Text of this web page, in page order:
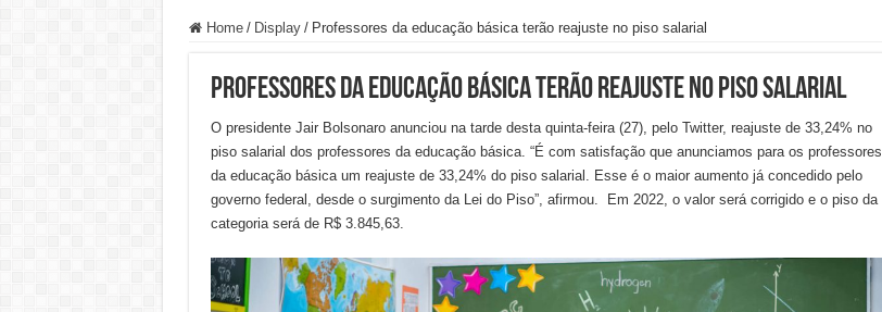
Home / Display / Professores da educação básica terão reajuste no piso salarial
Professores da educação básica terão reajuste no piso salarial
O presidente Jair Bolsonaro anunciou na tarde desta quinta-feira (27), pelo Twitter, reajuste de 33,24% no
piso salarial dos professores da educação básica. “É com satisfação que anunciamos para os professores
da educação básica um reajuste de 33,24% do piso salarial. Esse é o maior aumento já concedido pelo
governo federal, desde o surgimento da Lei do Piso”, afirmou. Em 2022, o valor será corrigido e o piso da
categoria será de R$ 3.845,63.